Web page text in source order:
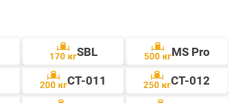
SBL
MS Pro
СТ-011
СТ-012